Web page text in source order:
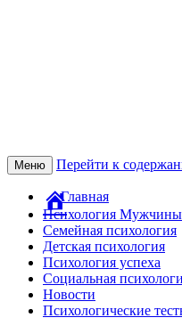
Меню Перейти к
Главная
Психология
Семейная психология
Детская психология
Психология успеха
Социальная
Новости
Психологические